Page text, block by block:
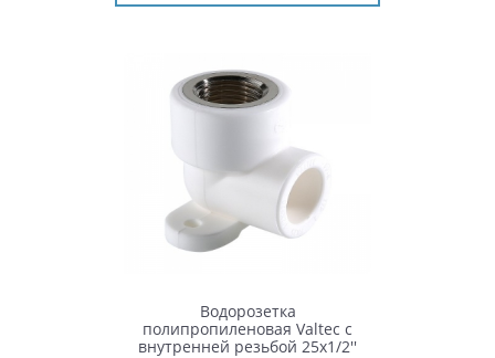
Водорозетка
полипропиленовая Valtec с
внутренней резьбой 25x1/2''